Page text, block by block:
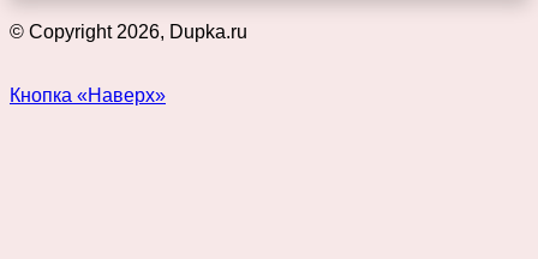
© Copyright 2026, Dupka.ru
Кнопка «Наверх»